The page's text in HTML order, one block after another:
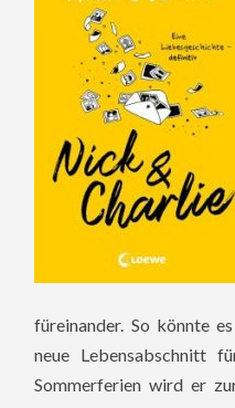
füreinander. So könnte
neue Lebensabschnitt
Sommerferien wird er